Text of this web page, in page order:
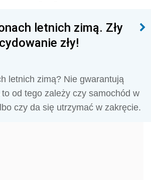
letnich zimą. Zły
zły!
letnich zimą? Nie gwarantują
od tego zależy czy samochód w
czy da się utrzymać w zakręcie.